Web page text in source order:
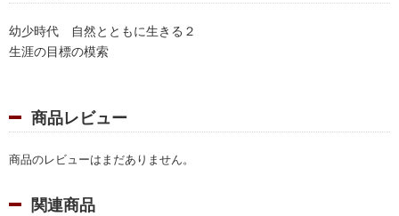
幼少時代 自然とともに生きる２
生涯の目標の模索
商品レビュー
商品のレビューはまだありません。
関連商品